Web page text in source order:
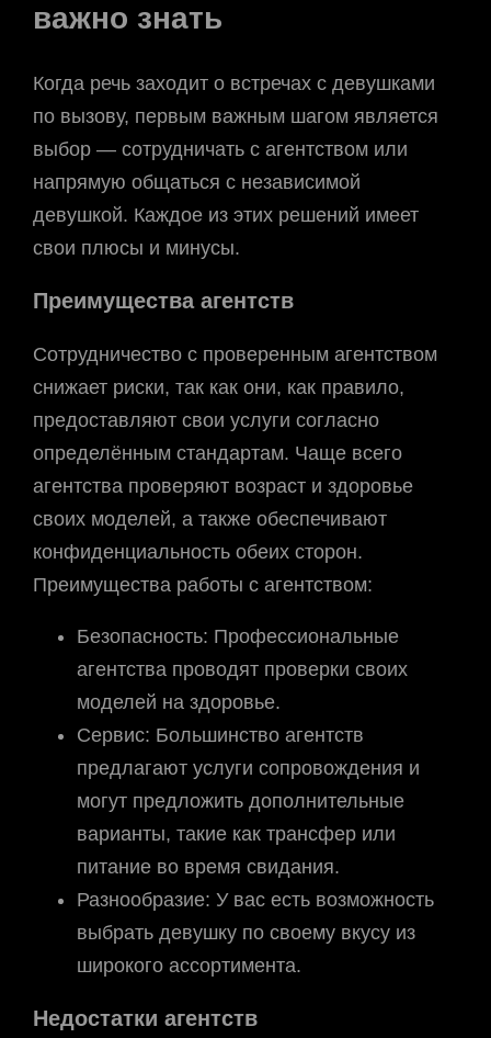
важно знать
Когда речь заходит о встречах с девушками
по вызову, первым важным шагом является
выбор — сотрудничать с агентством или
напрямую общаться с независимой
девушкой. Каждое из этих решений имеет
свои плюсы и минусы.
Преимущества агентств
Сотрудничество с проверенным агентством
снижает риски, так как они, как правило,
предоставляют свои услуги согласно
определённым стандартам. Чаще всего
агентства проверяют возраст и здоровье
своих моделей, а также обеспечивают
конфиденциальность обеих сторон.
Преимущества работы с агентством:
Безопасность: Профессиональные
агентства проводят проверки своих
моделей на здоровье.
Сервис: Большинство агентств
предлагают услуги сопровождения и
могут предложить дополнительные
варианты, такие как трансфер или
питание во время свидания.
Разнообразие: У вас есть возможность
выбрать девушку по своему вкусу из
широкого ассортимента.
Недостатки агентств